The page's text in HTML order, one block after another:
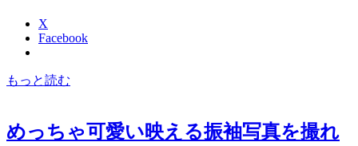
X
Facebook
もっと読む
めっちゃ可愛い映える振袖写真を撮れ